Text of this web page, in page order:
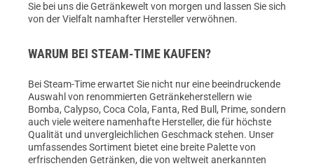
Sie bei uns die Getränkewelt von morgen und lassen Sie sich
von der Vielfalt namhafter Hersteller verwöhnen.
WARUM BEI STEAM-TIME KAUFEN?
Bei Steam-Time erwartet Sie nicht nur eine beeindruckende
Auswahl von renommierten Getränkeherstellern wie
Bomba, Calypso, Coca Cola, Fanta, Red Bull, Prime, sondern
auch viele weitere namenhafte Hersteller, die für höchste
Qualität und unvergleichlichen Geschmack stehen. Unser
umfassendes Sortiment bietet eine breite Palette von
erfrischenden Getränken, die von weltweit anerkannten